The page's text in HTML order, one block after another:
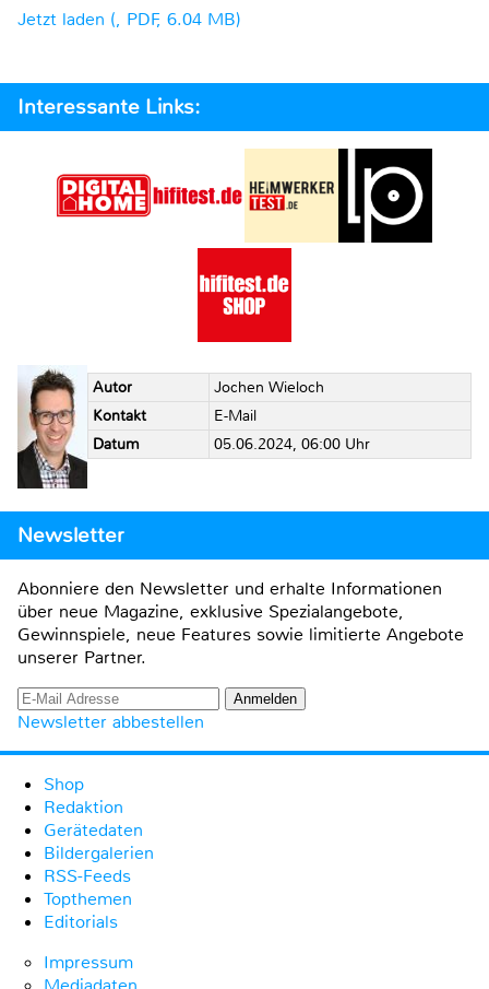
Jetzt laden (, PDF, 6.04 MB)
Interessante Links:
Autor
Jochen Wieloch
Kontakt
E-Mail
Datum
05.06.2024, 06:00 Uhr
Newsletter
Abonniere den Newsletter und erhalte Informationen
über neue Magazine, exklusive Spezialangebote,
Gewinnspiele, neue Features sowie limitierte Angebote
unserer Partner.
Newsletter abbestellen
Shop
Redaktion
Gerätedaten
Bildergalerien
RSS-Feeds
Topthemen
Editorials
Impressum